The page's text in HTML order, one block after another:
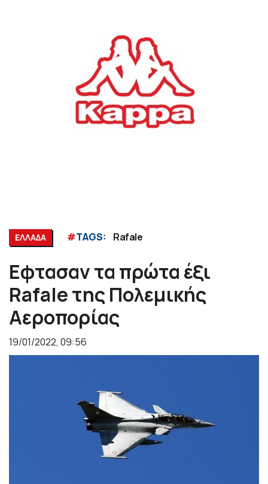
ΕΛΛΑΔΑ #TAGS: Rafale
Εφτασαν τα πρώτα έξι
Rafale της Πολεμικής
Αεροπορίας
19/01/2022, 09:56